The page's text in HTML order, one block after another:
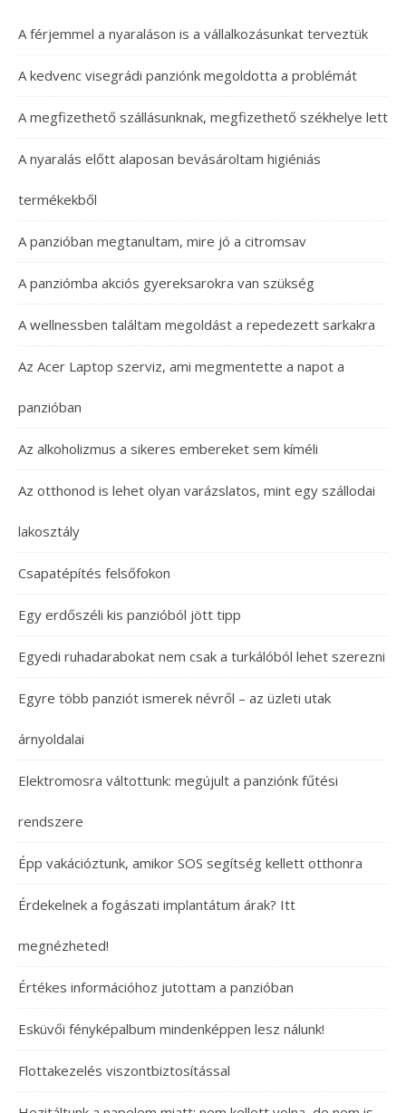
A férjemmel a nyaraláson is a vállalkozásunkat terveztük
A kedvenc visegrádi panziónk megoldotta a problémát
A megfizethető szállásunknak, megfizethető székhelye lett
A nyaralás előtt alaposan bevásároltam higiéniás
termékekből
A panzióban megtanultam, mire jó a citromsav
A panziómba akciós gyereksarokra van szükség
A wellnessben találtam megoldást a repedezett sarkakra
Az Acer Laptop szerviz, ami megmentette a napot a
panzióban
Az alkoholizmus a sikeres embereket sem kíméli
Az otthonod is lehet olyan varázslatos, mint egy szállodai
lakosztály
Csapatépítés felsőfokon
Egy erdőszéli kis panzióból jött tipp
Egyedi ruhadarabokat nem csak a turkálóból lehet szerezni
Egyre több panziót ismerek névről – az üzleti utak
árnyoldalai
Elektromosra váltottunk: megújult a panziónk fűtési
rendszere
Épp vakációztunk, amikor SOS segítség kellett otthonra
Érdekelnek a fogászati implantátum árak? Itt
megnézheted!
Értékes információhoz jutottam a panzióban
Esküvői fényképalbum mindenképpen lesz nálunk!
Flottakezelés viszontbiztosítással